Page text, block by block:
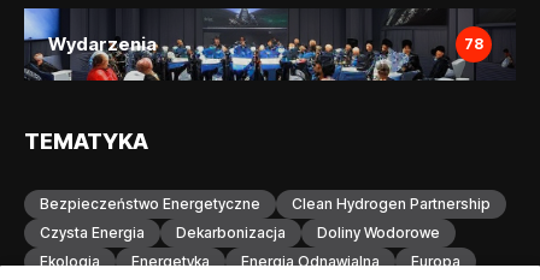
Wydarzenia 78
TEMATYKA
Bezpieczeństwo Energetyczne
Clean Hydrogen Partnership
Czysta Energia
Dekarbonizacja
Doliny Wodorowe
Ekologia
Energetyka Energia Odnawialna
Europa